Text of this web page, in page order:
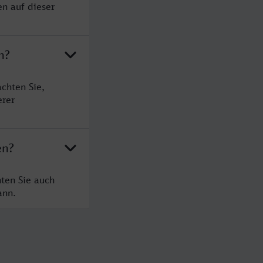
auf dieser
Sie,
Sie auch